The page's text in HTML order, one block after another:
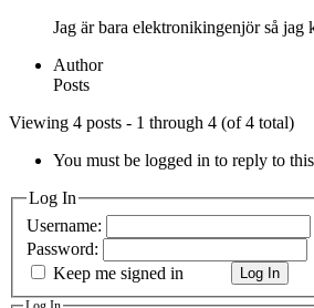
Jag är bara elektronikingenjör så jag
Author
Posts
Viewing 4 posts - 1 through 4 (of 4 total)
You must be logged in to reply to
Log In
Username:
Password:
Keep me signed in
Log In